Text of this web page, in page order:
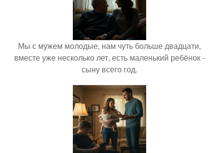
Мы с мужем молодые, нам чуть больше двадцати,
вместе уже несколько лет, есть маленький ребёнок -
сыну всего год.